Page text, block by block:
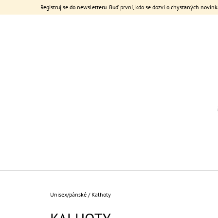
Registruj se do newsletteru. Buď první, kdo se dozví o chystaných
Domů
Unisex/pánské / Kalhoty
O